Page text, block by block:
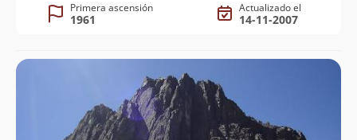
Primera ascensión
1961
Actualizado el
14-11-2007